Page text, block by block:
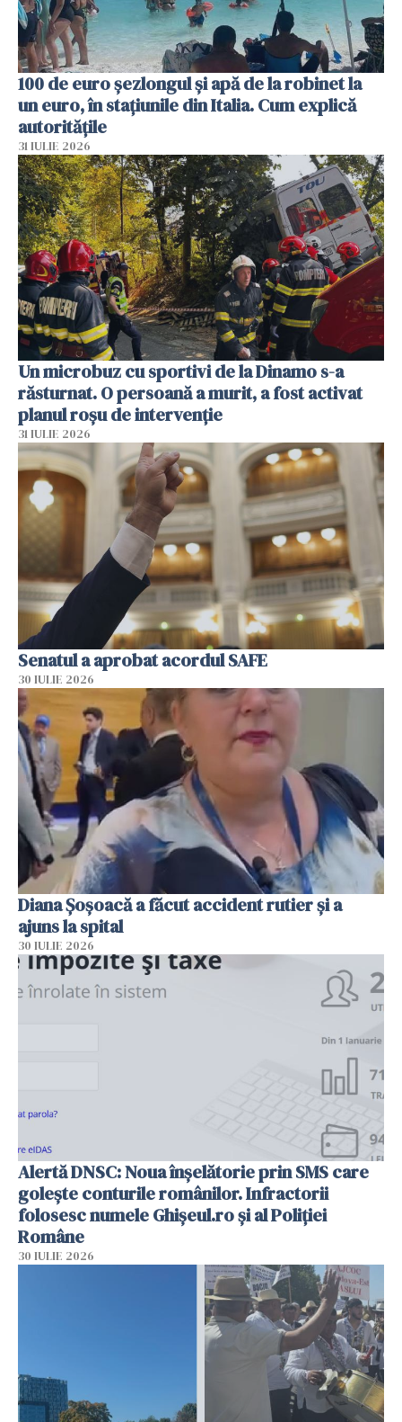
100 de euro șezlongul și apă de la robinet la
un euro, în stațiunile din Italia. Cum explică
autoritățile
31 IULIE 2026
Un microbuz cu sportivi de la Dinamo s-a
răsturnat. O persoană a murit, a fost activat
planul roșu de intervenție
31 IULIE 2026
Senatul a aprobat acordul SAFE
30 IULIE 2026
Diana Șoșoacă a făcut accident rutier și a
ajuns la spital
30 IULIE 2026
Alertă DNSC: Noua înșelătorie prin SMS care
golește conturile românilor. Infractorii
folosesc numele Ghișeul.ro și al Poliției
Române
30 IULIE 2026